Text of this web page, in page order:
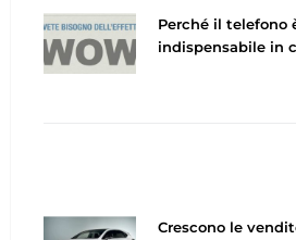
Perché il telefono
indispensabile in
Crescono le